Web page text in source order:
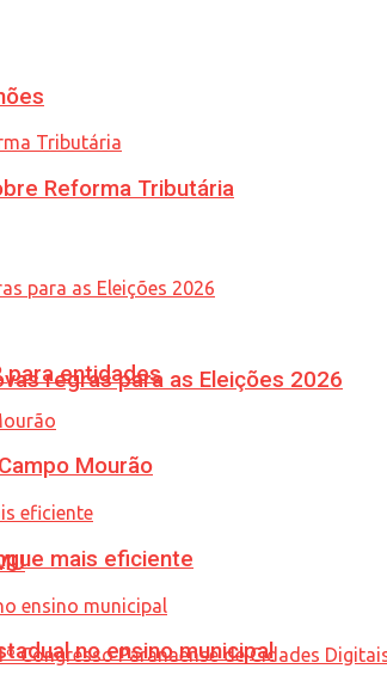
regras para as Eleições 2026
Reforma Tributária
para entidades
Mourão
mais eficiente
no ensino municipal